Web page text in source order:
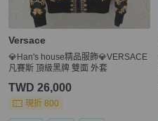
Versace
💎Han's house精品服飾💎VERSACE
凡賽斯 頂級黑牌 雙面 外套
TWD 26,000
現折 800